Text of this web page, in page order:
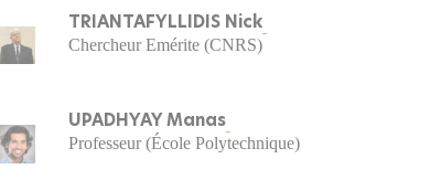
TRIANTAFYLLIDIS Nick
Chercheur Emérite (CNRS)
UPADHYAY Manas
Professeur (École Polytechnique)